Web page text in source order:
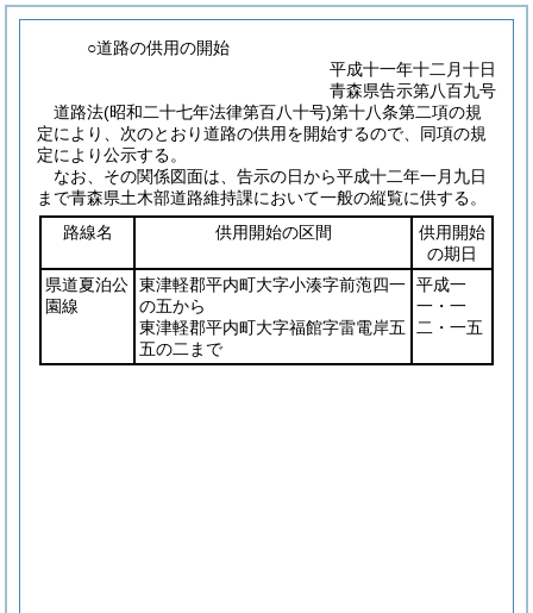
○道路の供用の開始
平成十一年十二月十日
青森県告示第八百九号
道路法(昭和二十七年法律第百八十号)第十八条第二項の規
定により、次のとおり道路の供用を開始するので、同項の規
定により公示する。
なお、その関係図面は、告示の日から平成十二年一月九日
まで青森県土木部道路維持課において一般の縦覧に供する。
路線名
供用開始の区間
供用開始
の期日
県道夏泊公
園線
東津軽郡平内町大字小湊字前萢四一
の五から
東津軽郡平内町大字福館字雷電岸五
五の二まで
平成一
一・一
二・一五